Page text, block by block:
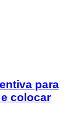
para
colocar